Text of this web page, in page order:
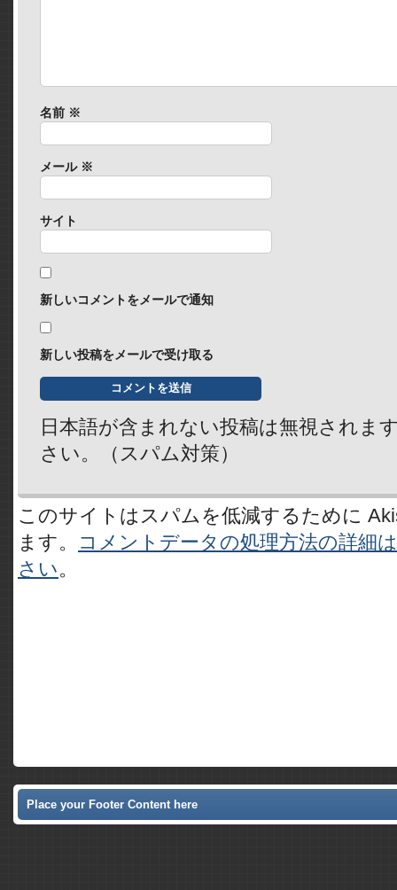
名前 ※
メール ※
サイト
新しいコメントをメールで通知
新しい投稿をメールで受け取る
日本語が含まれない投稿は無視されま
さい。（スパム対策）
このサイトはスパムを低減するために
ます。
コメントデータの処理方法の詳細
さい。
Place your Footer Content here